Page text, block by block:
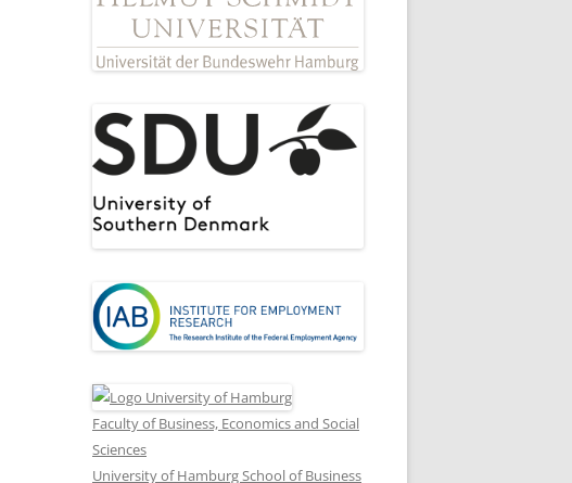
Faculty of Business, Economics and Social
Sciences
University of Hamburg School of Business